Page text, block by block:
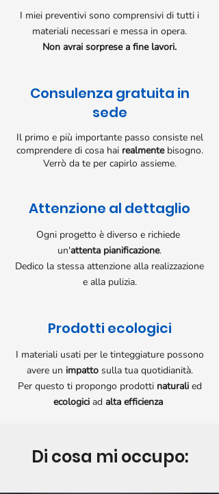
I miei preventivi sono comprensivi di tutti i
materiali necessari e messa in opera.
Non avrai sorprese a fine lavori.
Consulenza gratuita in
sede
Il primo e più importante passo consiste nel
comprendere di cosa hai realmente bisogno.
Verrò da te per capirlo assieme.
Attenzione al dettaglio
Ogni progetto è diverso e richiede
un'attenta pianificazione.
Dedico la stessa attenzione alla realizzazione
e alla pulizia.
Prodotti ecologici
I materiali usati per le tinteggiature possono
avere un impatto sulla tua quotidianità.
Per questo ti propongo prodotti naturali ed
ecologici ad alta efficienza
Di cosa mi occupo: